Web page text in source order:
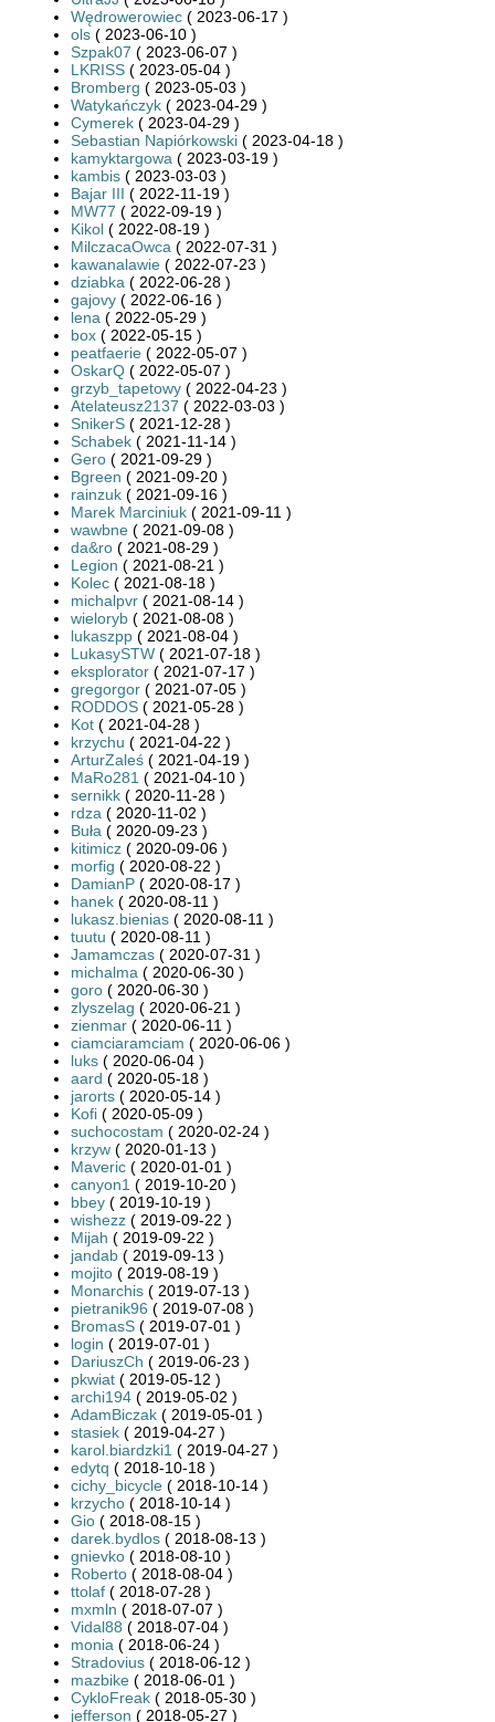
Wędrowerowiec ( 2023-06-17 )
ols ( 2023-06-10 )
Szpak07 ( 2023-06-07 )
LKRISS ( 2023-05-04 )
Bromberg ( 2023-05-03 )
Watykańczyk ( 2023-04-29 )
Cymerek ( 2023-04-29 )
Sebastian Napiórkowski ( 2023-04-18 )
kamyktargowa ( 2023-03-19 )
kambis ( 2023-03-03 )
Bajar III ( 2022-11-19 )
MW77 ( 2022-09-19 )
Kikol ( 2022-08-19 )
MilczacaOwca ( 2022-07-31 )
kawanalawie ( 2022-07-23 )
dziabka ( 2022-06-28 )
gajovy ( 2022-06-16 )
lena ( 2022-05-29 )
box ( 2022-05-15 )
peatfaerie ( 2022-05-07 )
OskarQ ( 2022-05-07 )
grzyb_tapetowy ( 2022-04-23 )
Atelateusz2137 ( 2022-03-03 )
SnikerS ( 2021-12-28 )
Schabek ( 2021-11-14 )
Gero ( 2021-09-29 )
Bgreen ( 2021-09-20 )
rainzuk ( 2021-09-16 )
Marek Marciniuk ( 2021-09-11 )
wawbne ( 2021-09-08 )
da&ro ( 2021-08-29 )
Legion ( 2021-08-21 )
Kolec ( 2021-08-18 )
michalpvr ( 2021-08-14 )
wieloryb ( 2021-08-08 )
lukaszpp ( 2021-08-04 )
LukasySTW ( 2021-07-18 )
eksplorator ( 2021-07-17 )
gregorgor ( 2021-07-05 )
RODDOS ( 2021-05-28 )
Kot ( 2021-04-28 )
krzychu ( 2021-04-22 )
ArturZaleś ( 2021-04-19 )
MaRo281 ( 2021-04-10 )
sernikk ( 2020-11-28 )
rdza ( 2020-11-02 )
Buła ( 2020-09-23 )
kitimicz ( 2020-09-06 )
morfig ( 2020-08-22 )
DamianP ( 2020-08-17 )
hanek ( 2020-08-11 )
lukasz.bienias ( 2020-08-11 )
tuutu ( 2020-08-11 )
Jamamczas ( 2020-07-31 )
michalma ( 2020-06-30 )
goro ( 2020-06-30 )
zlyszelag ( 2020-06-21 )
zienmar ( 2020-06-11 )
ciamciaramciam ( 2020-06-06 )
luks ( 2020-06-04 )
aard ( 2020-05-18 )
jarorts ( 2020-05-14 )
Kofi ( 2020-05-09 )
suchocostam ( 2020-02-24 )
krzyw ( 2020-01-13 )
Maveric ( 2020-01-01 )
canyon1 ( 2019-10-20 )
bbey ( 2019-10-19 )
wishezz ( 2019-09-22 )
Mijah ( 2019-09-22 )
jandab ( 2019-09-13 )
mojito ( 2019-08-19 )
Monarchis ( 2019-07-13 )
pietranik96 ( 2019-07-08 )
BromasS ( 2019-07-01 )
login ( 2019-07-01 )
DariuszCh ( 2019-06-23 )
pkwiat ( 2019-05-12 )
archi194 ( 2019-05-02 )
AdamBiczak ( 2019-05-01 )
stasiek ( 2019-04-27 )
karol.biardzki1 ( 2019-04-27 )
edytq ( 2018-10-18 )
cichy_bicycle ( 2018-10-14 )
krzycho ( 2018-10-14 )
Gio ( 2018-08-15 )
darek.bydlos ( 2018-08-13 )
gnievko ( 2018-08-10 )
Roberto ( 2018-08-04 )
ttolaf ( 2018-07-28 )
mxmln ( 2018-07-07 )
Vidal88 ( 2018-07-04 )
monia ( 2018-06-24 )
Stradovius ( 2018-06-12 )
mazbike ( 2018-06-01 )
CykloFreak ( 2018-05-30 )
jefferson ( 2018-05-27 )